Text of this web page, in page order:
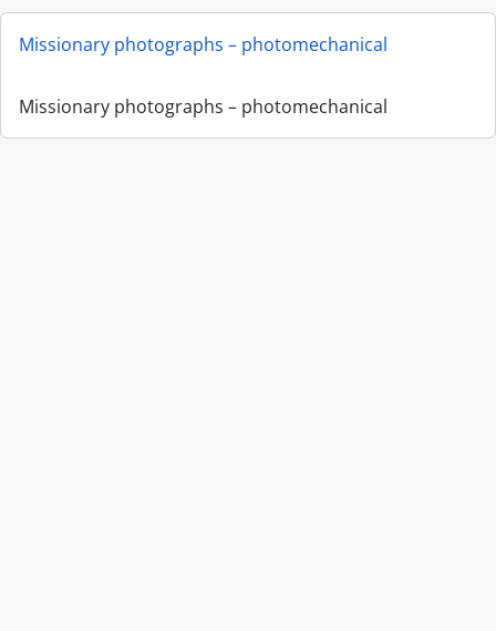
Missionary photographs – photomechanical
Missionary photographs – photomechanical